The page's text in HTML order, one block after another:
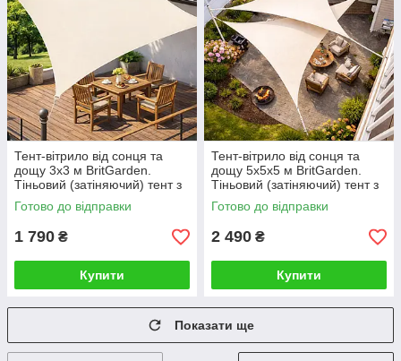
Тент-вітрило від сонця та
дощу 3х3 м BritGarden.
Тіньовий (затіняючий) тент з
оксфорду, бежевий. Тінь 95%
Готово до відправки
1 790 ₴
Купити
Тент-вітрило від сонця та
дощу 5х5х5 м BritGarden.
Тіньовий (затіняючий) тент з
оксфорду, бежевий. Тінь 95%
Готово до відправки
2 490 ₴
Купити
Показати ще